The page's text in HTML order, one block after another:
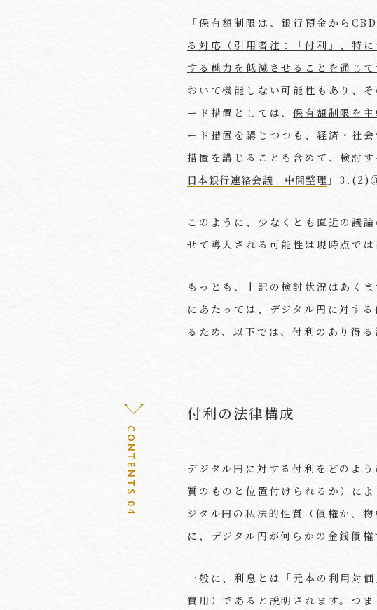
「保有額制限は、銀行預金から
る対応（引用者注：「付利」、特
する魅力を低減させることを通じ
おいて機能しない可能性もあり、
ード措置としては、保有額制限を主
ード措置を講じつつも、経済・社
措置を講じることも含めて、検討
日本銀行連絡会議 中間整理 」
このように、少なくとも直近の議
せて導入される可能性は現時点では
もっとも、上記の検討状況はあく
にあたっては、デジタル円に対す
るため、以下では、付利のあり得
CONTENTS 04
付利の法律構成
デジタル円に対する付利をどのよ
質のものと位置付けられるか）に
ジタル円の私法的性質（債権か、
に、デジタル円が何らかの金銭債
一般に、利息とは「元本の利用対
費用）であると説明されます。つ